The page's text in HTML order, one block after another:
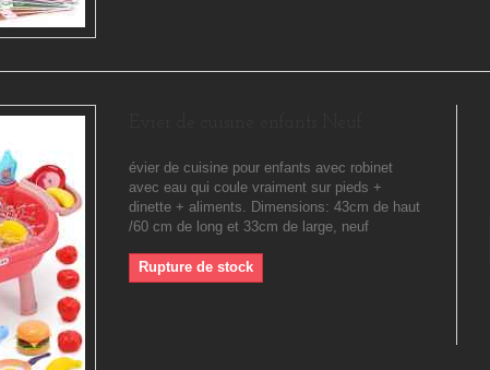
évier de cuisine pour enfants avec robinet
avec eau qui coule vraiment sur pieds +
dinette + aliments. Dimensions: 43cm de haut
/60 cm de long et 33cm de large, neuf
Rupture de stock